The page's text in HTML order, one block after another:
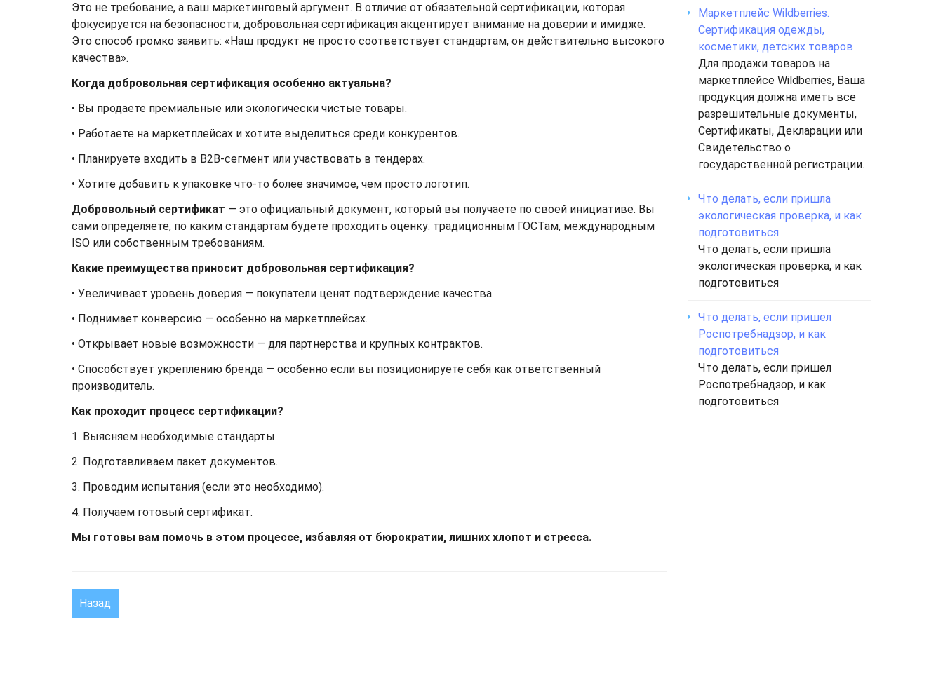
Это не требование, а ваш маркетинговый аргумент. В отличие от обязательной сертификации, которая
фокусируется на безопасности, добровольная сертификация акцентирует внимание на доверии и имидже.
Это способ громко заявить: «Наш продукт не просто соответствует стандартам, он действительно высокого
качества».
Когда добровольная сертификация особенно актуальна?
• Вы продаете премиальные или экологически чистые товары.
• Работаете на маркетплейсах и хотите выделиться среди конкурентов.
• Планируете входить в B2B-сегмент или участвовать в тендерах.
• Хотите добавить к упаковке что-то более значимое, чем просто логотип.
Добровольный сертификат — это официальный документ, который вы получаете по своей инициативе. Вы
сами определяете, по каким стандартам будете проходить оценку: традиционным ГОСТам, международным
ISO или собственным требованиям.
Какие преимущества приносит добровольная сертификация?
• Увеличивает уровень доверия — покупатели ценят подтверждение качества.
• Поднимает конверсию — особенно на маркетплейсах.
• Открывает новые возможности — для партнерства и крупных контрактов.
• Способствует укреплению бренда — особенно если вы позиционируете себя как ответственный
производитель.
Как проходит процесс сертификации?
1. Выясняем необходимые стандарты.
2. Подготавливаем пакет документов.
3. Проводим испытания (если это необходимо).
4. Получаем готовый сертификат.
Мы готовы вам помочь в этом процессе, избавляя от бюрократии, лишних хлопот и стресса.
Назад
Маркетплейс Wildberries.
Сертификация одежды,
косметики, детских товаров
Для продажи товаров на
маркетплейсе Wildberries, Ваша
продукция должна иметь все
разрешительные документы,
Сертификаты, Декларации или
Свидетельство о
государственной регистрации.
Что делать, если пришла
экологическая проверка, и как
подготовиться
Что делать, если пришла
экологическая проверка, и как
подготовиться
Что делать, если пришел
Роспотребнадзор, и как
подготовиться
Что делать, если пришел
Роспотребнадзор, и как
подготовиться